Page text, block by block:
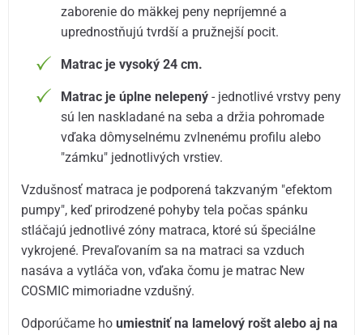
zaborenie do mäkkej peny nepríjemné a
uprednostňujú tvrdší a pružnejší pocit.
Matrac je vysoký 24 cm.
Matrac je úplne nelepený - jednotlivé vrstvy peny
sú len naskladané na seba a držia pohromade
vďaka dômyselnému zvlnenému profilu alebo
"zámku" jednotlivých vrstiev.
Vzdušnosť matraca je podporená takzvaným "efektom
pumpy", keď prirodzené pohyby tela počas spánku
stláčajú jednotlivé zóny matraca, ktoré sú špeciálne
vykrojené. Prevaľovaním sa na matraci sa vzduch
nasáva a vytláča von, vďaka čomu je matrac New
COSMIC mimoriadne vzdušný.
Odporúčame houmiestniť na lamelový rošt alebo aj na